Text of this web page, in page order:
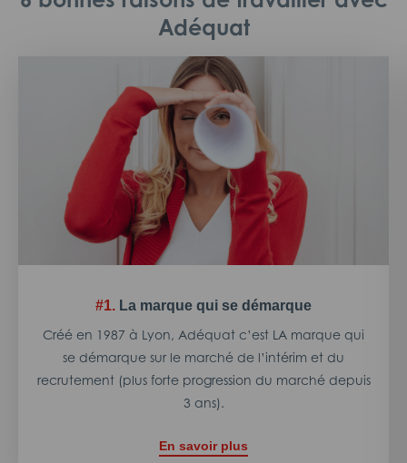
Adéquat
#1. La marque qui se démarque
Créé en 1987 à Lyon, Adéquat c’est LA marque qui
se démarque sur le marché de l’intérim et du
recrutement (plus forte progression du marché depuis
3 ans).
En savoir plus